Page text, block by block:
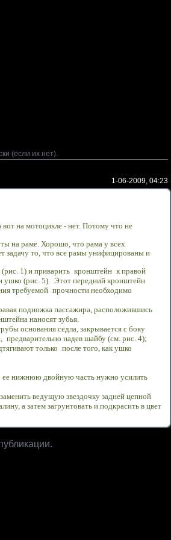
(если их нет).
1-06-2009, 04:23
на мотоцикле - нет. Потому что не
на раме. Хорошо, что рама у всех
задачу то, что все рамы унифицированы и
1) и приварить кронштейн к правой
ушко (рис. 5). Этот передний кронштейн
требуемой прочности необходимо
подножка пассажира, расположившись
наносят зубья.
основания седла, закрывается с боку
предварительно надев шайбу (см. рис. 4);
только после того, как ушко
ее нижнюю двойную часть нужно усилить
ведущую звездочку задней цепной
а затем загрунтовать и подкрасить в цвет